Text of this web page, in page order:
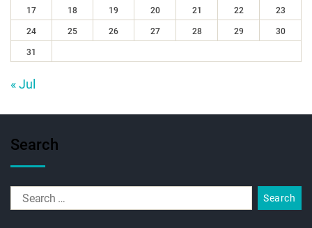
17 18 19 20 21 22 23
24 25 26 27 28 29 30
31
« Jul
Search